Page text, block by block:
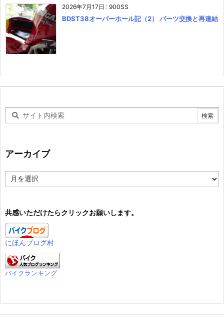
2026年7月17日 : 900SS
BDST38オーバーホール記（2） パーツ交換と再連結
アーカイブ
ー
ブ
共感いただけたらクリックお願いします。
にほんブログ村
バイクランキング